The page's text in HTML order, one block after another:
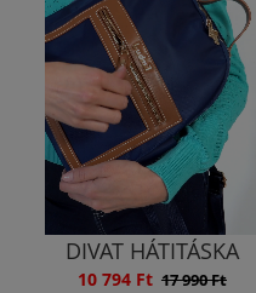
DIVAT HÁTITÁSKA
10 794 Ft 17 990 Ft